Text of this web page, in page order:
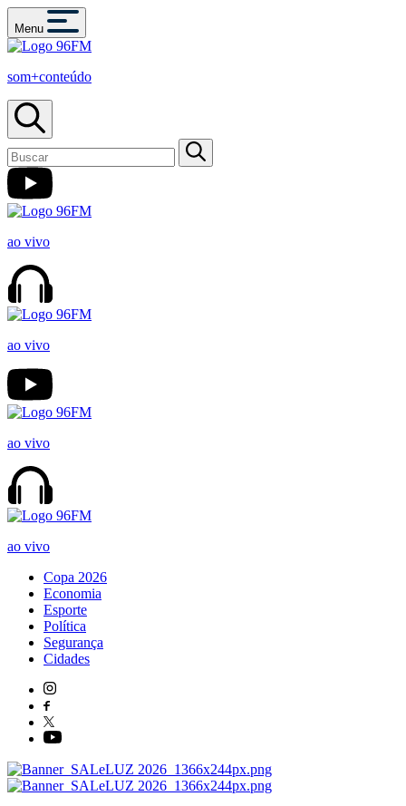
Menu
som+conteúdo
ao vivo
ao vivo
ao vivo
ao vivo
Copa 2026
Economia
Esporte
Política
Segurança
Cidades